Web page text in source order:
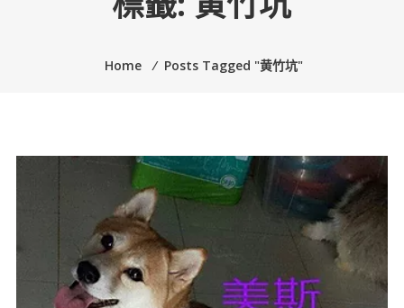
Home ⁄ Posts Tagged "黄竹坑"